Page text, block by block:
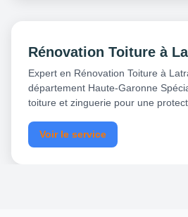
Rénovation Toiture à
Expert en Rénovation Toiture à
département Haute-Garonne
toiture et zinguerie pour une
Voir le service